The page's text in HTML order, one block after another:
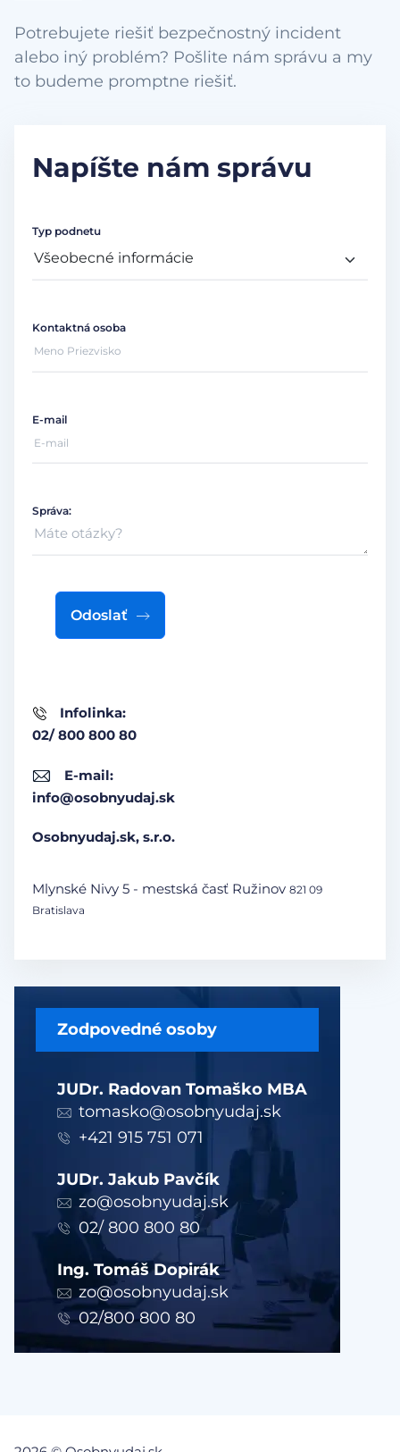
Potrebujete riešiť bezpečnostný incident
alebo iný problém? Pošlite nám správu a my
to budeme promptne riešiť.
Zodpovedné osoby
JUDr. Radovan Tomaško MBA
tomasko@osobnyudaj.sk
+421 915 751 071
JUDr. Jakub Pavčík
zo@osobnyudaj.sk
02/ 800 800 80
Ing. Tomáš Dopirák
zo@osobnyudaj.sk
02/800 800 80
Napíšte nám správu
Infolinka:
02/ 800 800 80
E-mail:
info@osobnyudaj.sk
Osobnyudaj.sk, s.r.o.
Mlynské Nivy 5 - mestská časť Ružinov 821 09
Bratislava
Typ podnetu
Kontaktná osoba
E-mail
Správa:
Odoslať